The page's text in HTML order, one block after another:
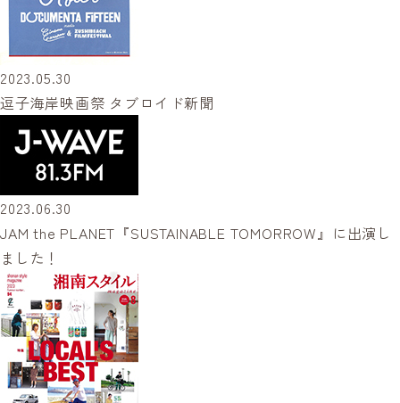
2023.05.30
逗子海岸映画祭 タブロイド新聞
2023.06.30
JAM the PLANET『SUSTAINABLE TOMORROW』に出演し
ました！